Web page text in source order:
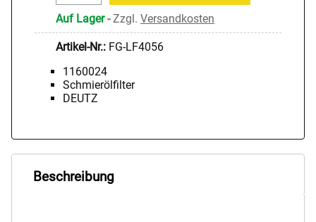
Auf Lager-Zzgl. Versandkosten
Artikel-Nr.: FG-LF4056
1160024
Schmierölfilter
DEUTZ
Beschreibung